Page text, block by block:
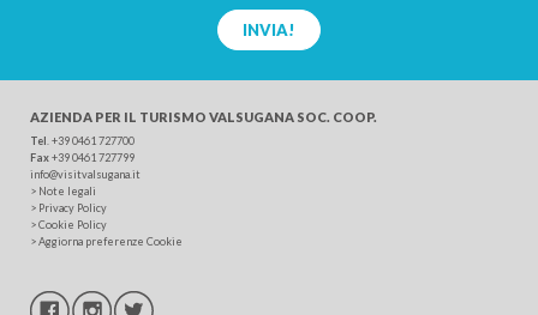
INVIA!
AZIENDA PER IL TURISMO VALSUGANA SOC. COOP.
Tel +39 0461 727700
Fax+39 0461 727799
info@visitvalsugana.it
> Note legali
> Privacy Policy
>Cookie Policy
>Aggiorna preferenze Cookie